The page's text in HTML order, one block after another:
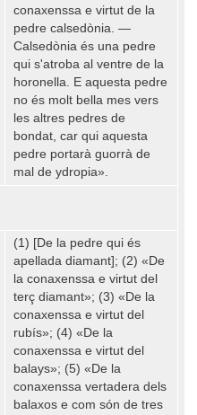
conaxenssa e virtut de la
pedre calsedònia. —
Calsedònia és una pedre
qui s'atroba al ventre de la
horonella. E aquesta pedre
no és molt bella mes vers
les altres pedres de
bondat, car qui aquesta
pedre portarà guorrà de
mal de ydropia».
(1) [De la pedre qui és
apellada diamant]; (2) «De
la conaxenssa e virtut del
terç diamant»; (3) «De la
conaxenssa e virtut del
rubís»; (4) «De la
conaxenssa e virtut del
balays»; (5) «De la
conaxenssa vertadera dels
balaxos e com són de tres